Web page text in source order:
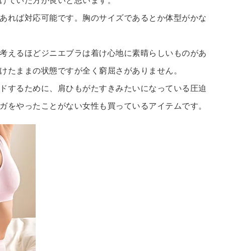
れば対応可能です。胸のサイズであるとか体型がかな
えるほどジニエブラは着け心地に素晴らしいものがあ
ままの状態ですが全く窮屈さがありません。
するために、肩ひもがたすきみたいになっている圧迫
やったことがない女性も買っているアイテムです。